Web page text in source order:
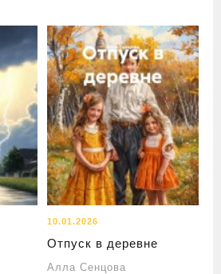
10.01.2026
Отпуск в деревне
Алла Сенцова